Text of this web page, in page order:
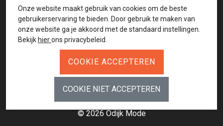
INSCHRIJVEN NIEUWSBRIEF
© 2026 Odijk Mode
Onze website maakt gebruik van cookies om de beste
gebruikerservaring te bieden. Door gebruik te maken van
onze website ga je akkoord met de standaard instellingen.
Bekijk hierons privacybeleid.